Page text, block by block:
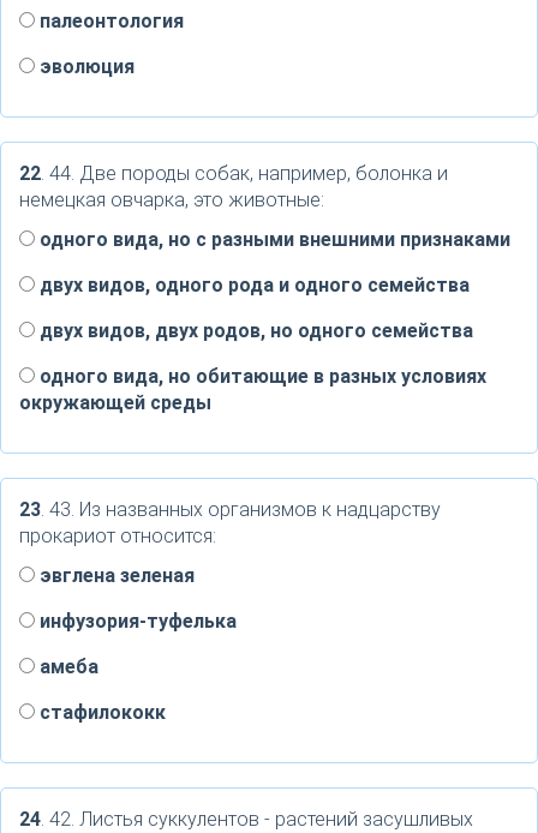
палеонтология
эволюция
22. 44. Две породы собак, например, болонка и
немецкая овчарка, это животные:
одного вида, но с разными внешними признаками
двух видов, одного рода и одного семейства
двух видов, двух родов, но одного семейства
одного вида, но обитающие в разных условиях
окружающей среды
23. 43. Из названных организмов к надцарству
прокариот относится:
эвглена зеленая
инфузория-туфелька
амеба
стафилококк
24. 42. Листья суккулентов - растений засушливых